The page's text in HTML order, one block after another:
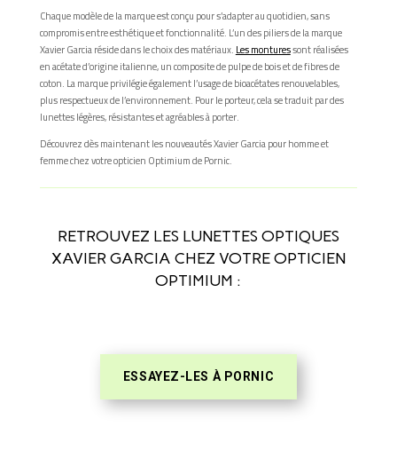
Chaque modèle de la marque est conçu pour s’adapter au quotidien, sans
compromis entre esthétique et fonctionnalité. L’un des piliers de la marque
Xavier Garcia réside dans le choix des matériaux. Les monturessont réalisées
en acétate d’origine italienne, un composite de pulpe de bois et de fibres de
coton. La marque privilégie également l’usage de bioacétates renouvelables,
plus respectueux de l’environnement. Pour le porteur, cela se traduit par des
lunettes légères, résistantes et agréables à porter.
Découvrez dès maintenant les nouveautés Xavier Garcia pour homme et
femme chez votre opticien Optimium de Pornic.
RETROUVEZ LES LUNETTES OPTIQUES
XAVIER GARCIA CHEZ VOTRE OPTICIEN
OPTIMIUM :
ESSAYEZ-LES À PORNIC